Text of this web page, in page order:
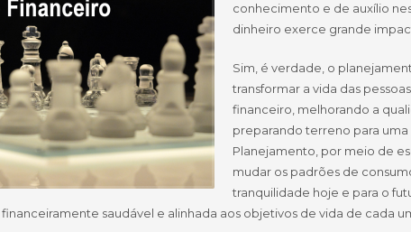
conhecimento e de auxílio
dinheiro exerce grande
Sim, é verdade, o
transformar a vida das
financeiro, melhorando a
preparando terreno para
Planejamento, por meio de
mudar os padrões de
tranquilidade hoje e para o
saudável e alinhada aos objetivos de vida de cada